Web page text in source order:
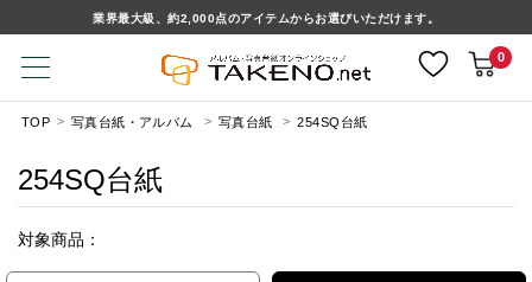
業界最大級、約2,000点のアイテムからお選びいただけます。
0
TOP 写真台紙・アルバム 写真台紙 254SQ台紙
254SQ台紙
対象商品：